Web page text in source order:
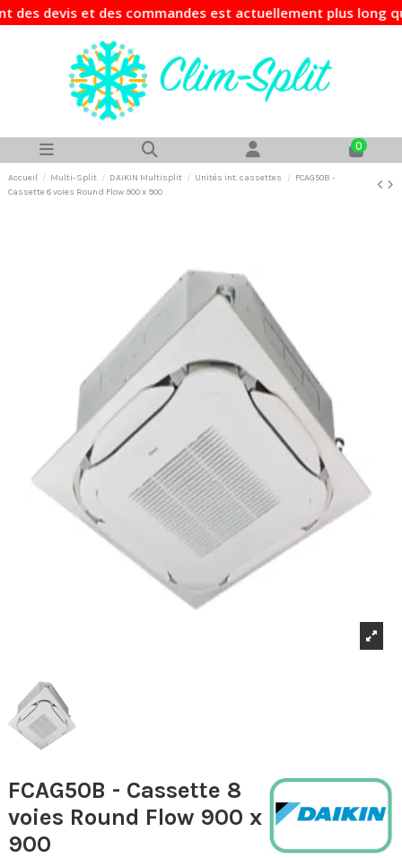
et des commandes est actuellement plus long que
0
Accueil Multi-Split DAIKIN Multisplit Unités int. cassettes
FCAG50B -
Cassette 8 voies Round Flow 900 x 900
FCAG50B - Cassette 8
voies Round Flow 900 x
900